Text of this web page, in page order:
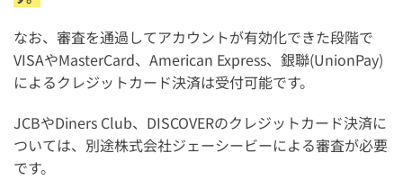
なお、審査を通過してアカウントが有効化できた段階で
VISAやMasterCard、American Express、銀聯(UnionPay)
によるクレジットカード決済は受付可能です。
JCBやDiners Club、DISCOVERのクレジットカード決済に
ついては、別途株式会社ジェーシービーによる審査が必要
です。